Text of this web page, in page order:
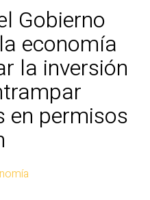
Gobierno
economía
la inversión
en permisos